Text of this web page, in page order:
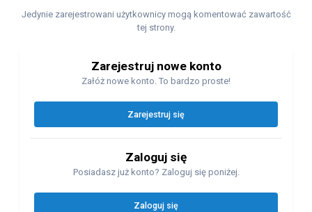
Jedynie zarejestrowani użytkownicy mogą komentować zawartość
tej strony.
Zarejestruj nowe konto
Załóż nowe konto. To bardzo proste!
Zarejestruj się
Zaloguj się
Posiadasz już konto? Zaloguj się poniżej.
Zaloguj się